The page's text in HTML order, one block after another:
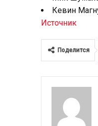
Кевин
Источник
Поделится